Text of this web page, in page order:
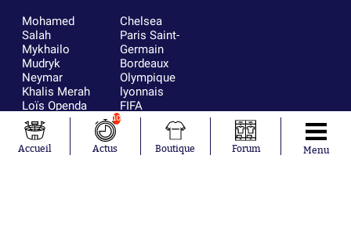
Mohamed
Salah
Mykhailo
Mudryk
Neymar
Khalis Merah
Loïs Openda
Moussa
Niakhaté
Nicolás
Chelsea
Paris Saint-
Germain
Bordeaux
Olympique
lyonnais
FIFA
Real Madrid
RC Strasbourg
AC Milan
Accueil
10
Actus Boutique Forum Menu